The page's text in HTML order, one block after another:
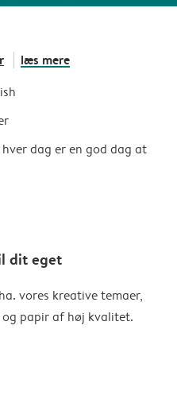
læs mere
dag er en god dag at
dit eget
vores kreative temaer,
papir af høj kvalitet.